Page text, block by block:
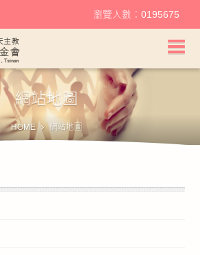
社會福利基金會首頁
關於美善
美善服務
瀏覽人數：0195675
網站地圖
HOME 網站地圖